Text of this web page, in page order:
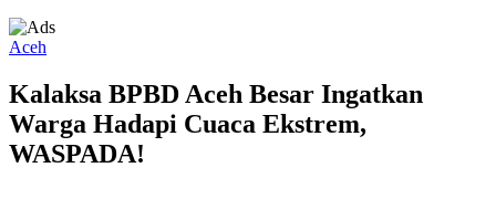
Aceh
Kalaksa BPBD Aceh Besar Ingatkan
Warga Hadapi Cuaca Ekstrem,
WASPADA!